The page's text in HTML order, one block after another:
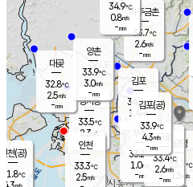
경서동
33.5℃
2.3 m/s
-mm
파주금촌
33.7℃
2.6m/s
-mm
대곶
32.8℃
2.5m/s
-mm
34.9℃
0.8m/s
-mm
김포
34.6℃
1.4 m/s
mm
광명
33.7 ℃
1.5 m/s
부천
33.2℃
1.0m/s
-mm
양촌
33.9℃
3.0m/s
-mm
구로
33.4℃
2.6m/s
-mm
인천(공)
31.8℃
m/s
김포(공)
33.9℃
4.3m/s
-mm
인천
33.3℃
2.5m/s